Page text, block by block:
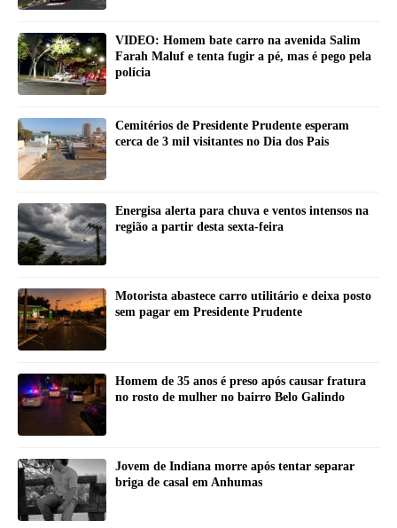
VIDEO: Homem bate carro na avenida Salim
Farah Maluf e tenta fugir a pé, mas é pego pela
polícia
Cemitérios de Presidente Prudente esperam
cerca de 3 mil visitantes no Dia dos Pais
Energisa alerta para chuva e ventos intensos na
região a partir desta sexta-feira
Motorista abastece carro utilitário e deixa posto
sem pagar em Presidente Prudente
Homem de 35 anos é preso após causar fratura
no rosto de mulher no bairro Belo Galindo
Jovem de Indiana morre após tentar separar
briga de casal em Anhumas